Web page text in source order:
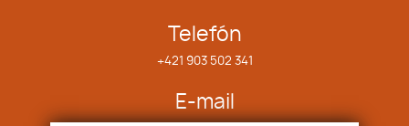
Telefón
+421 903 502 341
E-mail